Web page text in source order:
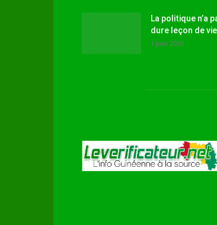
La politique n’a
dure leçon de
1 juin 2026